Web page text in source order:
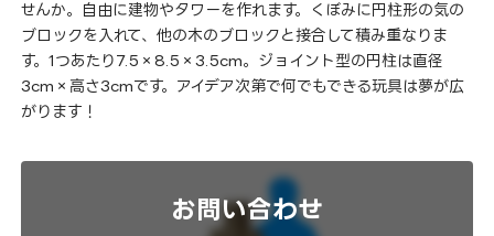
せんか。自由に建物やタワーを作れます。くぼみに円柱形の気の
ブロックを入れて、他の木のブロックと接合して積み重なりま
す。1つあたり7.5×8.5×3.5cm。ジョイント型の円柱は直径
3cm×高さ3cmです。アイデア次第で何でもできる玩具は夢が広
がります！
お問い合わせ